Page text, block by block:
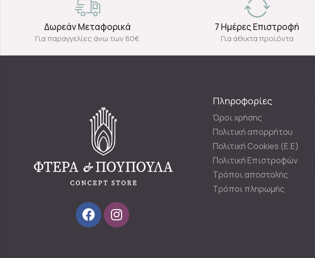
Δωρεάν Μεταφορικά
Για παραγγελίες άνω των 80€
7 Ημέρες Επιστροφή
Για άθικτα προϊόντα
Πληροφορίες
Όροι χρήσης
Πολιτική απορρήτου
Πολιτική Cookies (E.E)
Πολιτική Επιστροφών
Τρόποι αποστολής
Τρόποι πληρωμής